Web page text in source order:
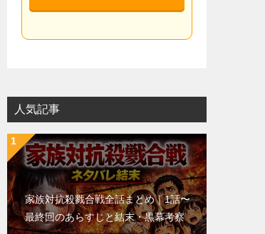
人気記事
家族対抗殺戮合戦全話まとめ｜1話〜
最終回のあらすじと結末・黒幕考察